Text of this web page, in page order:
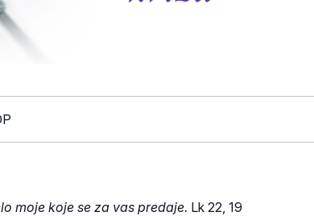
moje koje se za vas predaje. Lk 22, 19